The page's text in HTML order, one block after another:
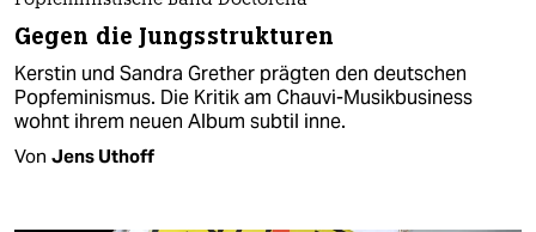
Gegen die Jungsstrukturen
Kerstin und Sandra Grether prägten den deutschen
Popfeminismus. Die Kritik am Chauvi-Musikbusiness
wohnt ihrem neuen Album subtil inne.
Von Jens Uthoff